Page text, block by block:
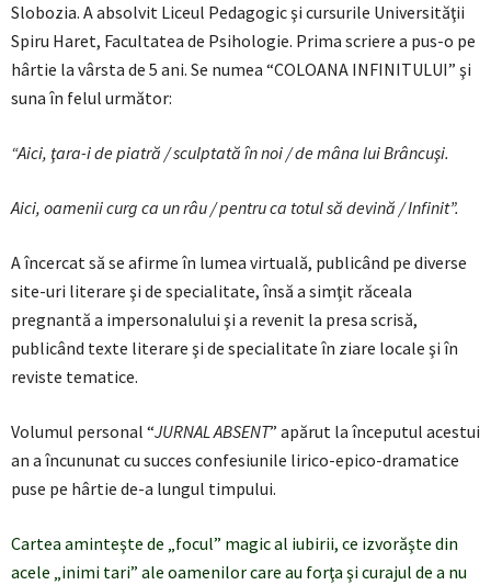
Slobozia. A absolvit Liceul Pedagogic şi cursurile Universităţii
Spiru Haret, Facultatea de Psihologie. Prima scriere a pus-o pe
hârtie la vârsta de 5 ani. Se numea “COLOANA INFINITULUI” şi
suna în felul următor:
“Aici, ţara-i de piatră /sculptată în noi /de mâna lui Brâncuşi.
Aici, oamenii curg ca un râu /pentru ca totul să devină /Infinit”.
A încercat să se afirme în lumea virtuală, publicând pe diverse
site-uri literare şi de specialitate, însă a simţit răceala
pregnantă a impersonalului şi a revenit la presa scrisă,
publicând texte literare şi de specialitate în ziare locale şi în
reviste tematice.
Volumul personal “JURNAL ABSENT” apărut la începutul acestui
an a încununat cu succes confesiunile lirico-epico-dramatice
puse pe hârtie de-a lungul timpului.
Cartea aminteşte de „focul” magic al iubirii, ce izvorăşte din
acele „inimi tari” ale oamenilor care au forţa şi curajul de a nu